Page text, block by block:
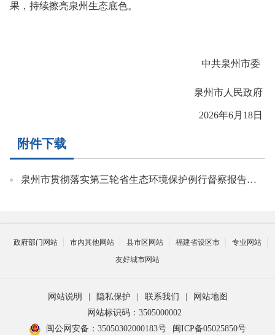
果，持续擦亮泉州生态底色。
中共泉州市委
泉州市人民政府
2026年6月 18日
附件下载
泉州市贯彻落实第三轮省生态环境保护例行督察报告整改方案.pdf
政府部门网站 市内其他网站 县市区网站 福建省设区市
专业网站
友好城市网站
网站说明 隐私保护 联系我们
网站地图
网站标识码：3505000002
闽公网安备：35050302000183号
闽ICP备05025850号